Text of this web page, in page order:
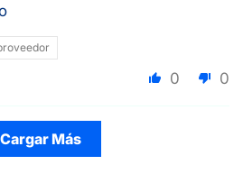
0 0
Cargar Más